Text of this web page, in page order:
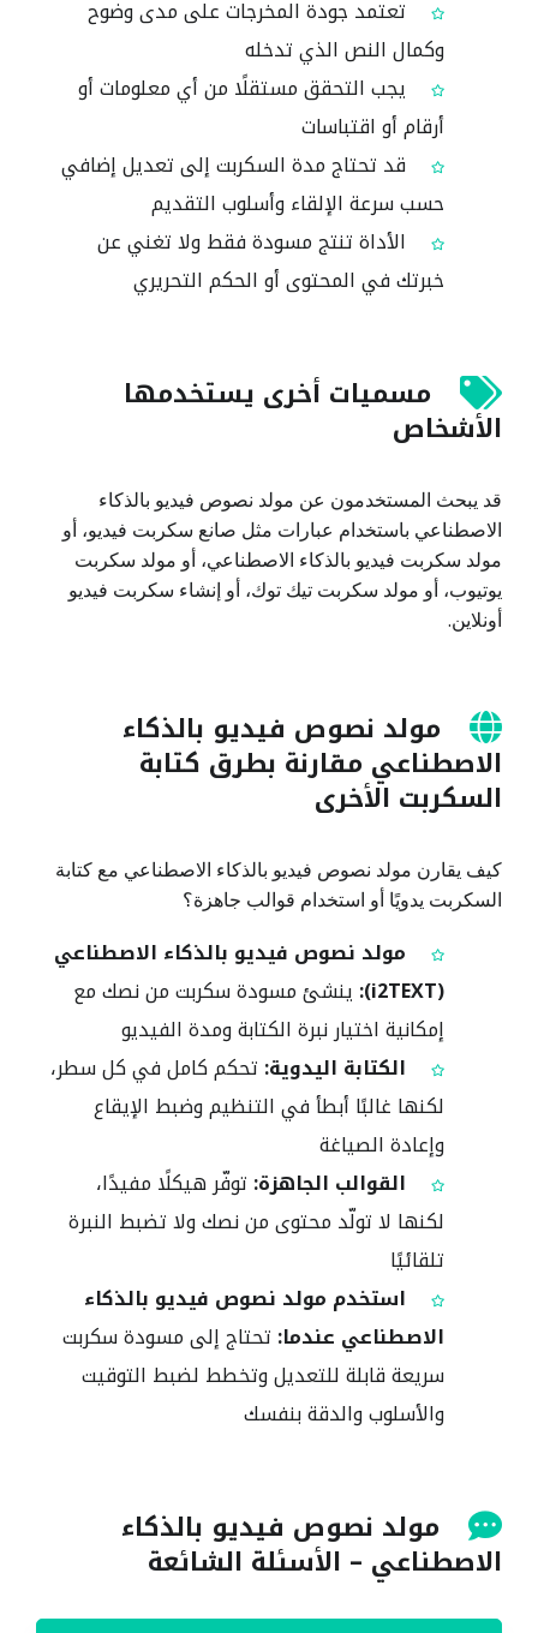
تعتمد جودة المخرجات على مدى وضوح
وكمال النص الذي تدخله
يجب التحقق مستقلًا من أي معلومات أو
أرقام أو اقتباسات
قد تحتاج مدة السكربت إلى تعديل إضافي
حسب سرعة الإلقاء وأسلوب التقديم
الأداة تنتج مسودة فقط ولا تغني عن
خبرتك في المحتوى أو الحكم التحريري
مسميات أخرى يستخدمها
الأشخاص
قد يبحث المستخدمون عن مولد نصوص فيديو بالذكاء
الاصطناعي باستخدام عبارات مثل صانع سكربت فيديو، أو
مولد سكربت فيديو بالذكاء الاصطناعي، أو مولد سكربت
يوتيوب، أو مولد سكربت تيك توك، أو إنشاء سكربت فيديو
أونلاين.
مولد نصوص فيديو بالذكاء
الاصطناعي مقارنة بطرق كتابة
السكربت الأخرى
كيف يقارن مولد نصوص فيديو بالذكاء الاصطناعي مع كتابة
السكربت يدويًا أو استخدام قوالب جاهزة؟
مولد نصوص فيديو بالذكاء الاصطناعي
(i2TEXT):
ينشئ مسودة سكربت من نصك مع
إمكانية اختيار نبرة الكتابة ومدة الفيديو
الكتابة اليدوية: تحكم كامل في كل سطر،
لكنها غالبًا أبطأ في التنظيم وضبط الإيقاع
وإعادة الصياغة
القوالب الجاهزة: توفّر هيكلًا مفيدًا،
لكنها لا تولّد محتوى من نصك ولا تضبط النبرة
تلقائيًا
استخدم مولد نصوص فيديو بالذكاء
الاصطناعي عندما: تحتاج إلى مسودة سكربت
سريعة قابلة للتعديل وتخطط لضبط التوقيت
والأسلوب والدقة بنفسك
مولد نصوص فيديو بالذكاء
الاصطناعي – الأسئلة الشائعة